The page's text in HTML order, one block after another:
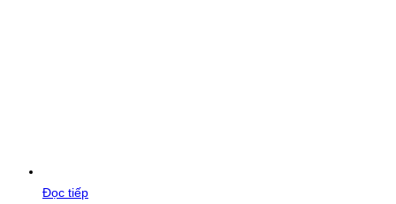
Đọc tiếp